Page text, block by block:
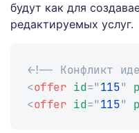
будут как для
редактируемых услуг.
<!-- Конфликт
<offer id=" 115"
<offer id=" 115"